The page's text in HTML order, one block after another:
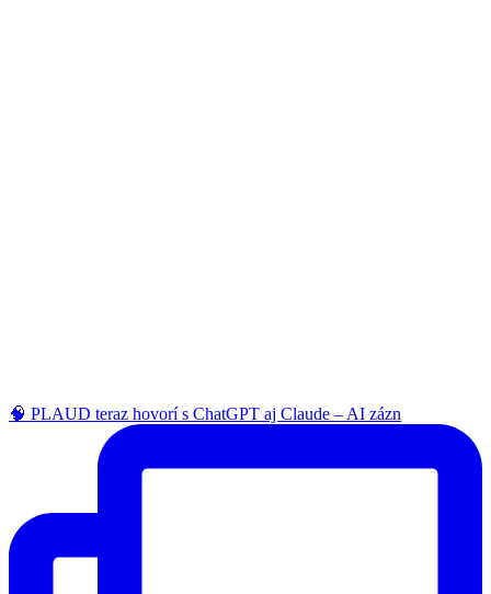
🧠 PLAUD teraz hovorí s ChatGPT aj Claude – AI zázn